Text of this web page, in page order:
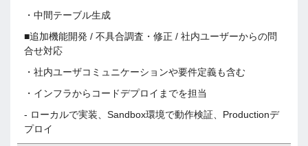
・中間テーブル生成
■追加機能開発 / 不具合調査・修正 / 社内ユーザーからの問
合せ対応
・社内ユーザコミュニケーションや要件定義も含む
・インフラからコードデプロイまでを担当
- ローカルで実装、Sandbox環境で動作検証、Productionデ
プロイ